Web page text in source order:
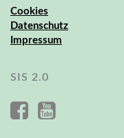
Cookies
Datenschutz
Impressum
SIS 2.0